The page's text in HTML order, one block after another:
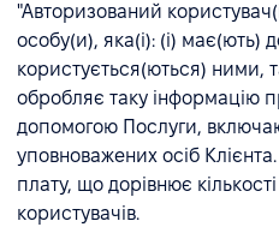
"Авторизований
особу(и), яка(і): (i) має(ють)
користується(ються) ними,
обробляє таку інформацію
допомогою Послуги,
уповноважених осіб
плату, що дорівнює
користувачів.